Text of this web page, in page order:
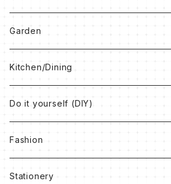
Clocks
Box
Book
Rug
Others
Garden
Kitchen/Dining
Do it yourself (DIY)
Vintage Paint
Antique Wax
Fashion
Bag
Stationery